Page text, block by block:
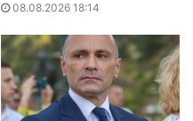
08.08.2026 18:14